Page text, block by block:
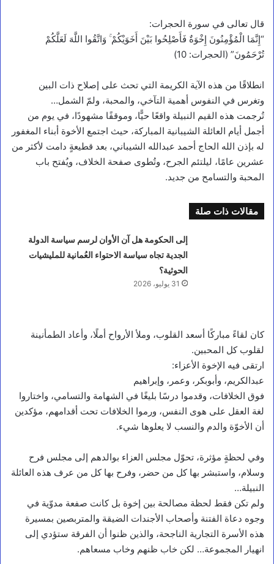
قال تعالى في سورة الحجرات:
“إِنَّمَا الْمُؤْمِنُونَ إِخْوَةٌ فَأَصْلِحُوا بَيْنَ أَخَوَيْكُمْ ۚ وَاتَّقُوا اللَّهَ لَعَلَّكُمْ
تُرْحَمُونَ” (الحجرات: 10)
انطلاقًا من هذه الآية الكريمة التي تحث على إصلاح ذات البين
وتغرس في النفوس أهمية التآخي، والمحبة، ولمّ الشمل…
تُرجمت هذه القيم النبيلة واقعًا حيًّا، وموقفًا مشهودًا، في يوم من
أجمل أيام العائلة الشيبانية المباركة، حيث اجتمع الأخوة أبناء المغفور
له بإذن الله الحاج أحمد عبدالله الشيباني، بعد قطيعةٍ دامت لأكثر من
عشرين عامًا، ليلتئم الجرح، وتُطوى صفحة الخلاف، ويُفتح باب
المحبة والتسامح من جديد.
مقالات ذات صلة
إلى الحكومة هل آن الأوان لرسم سياسة الدولة
الجدية تجاه سياسة الاحتواء العُمانية للمليشيات
الحوثية؟
31 يوليو، 2026
كان لقاءً مباركًا أسعد القلوب، وملأ الأرواح أملًا، وأعاد الطمأنينة
لقلوب كل المحبين.
ارتقى فيه الإخوة الأعزاء:
عبدالكريم، وأبوبكر، وعمر، وإبراهيم
فوق الخلافات، وقدموا درسًا بليغًا في الشهامة والتسامي، واختاروا
لغة العقل على هوى النفس، ورموا الخلافات تحت أقدامهم، مؤكدين
أن الأخوّة والدم والنسب لا يعلوها شيء.
وفي لحظةٍ مؤثرة، تحوّل مجلس العزاء بوالدهم إلى مجلس فرح
وسلام، واستبشر بها كل من حضر، وفرح بها كل من عرف هذه العائلة
النبيلة…
ولم تكن فقط لحظة مصالحة بين إخوة بل كانت صفعة مدوّية في
وجوه دعاة الفتنة وأصحاب الأجندات الضيقة والمتربصين بمسيرة
هذه الأسرة التجارية الناجحة، والذين ظنوا أن الفرقة ستؤدي إلى
انهيار المجموعة… لكن خاب ظنهم وخاب مسعاهم.